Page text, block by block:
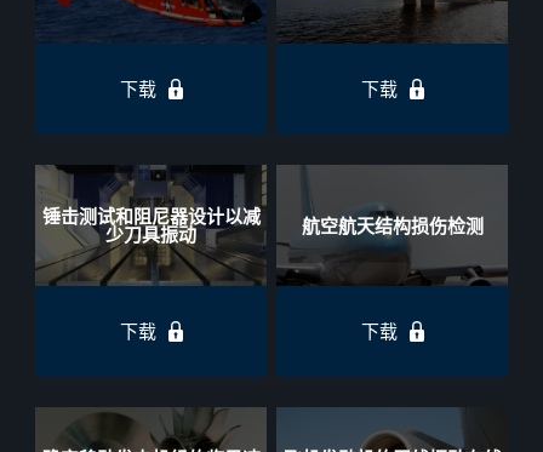
下载 下载
锤击测试和阻尼器设计以减
少刀具振动
下载
航空航天结构损伤检测
下载